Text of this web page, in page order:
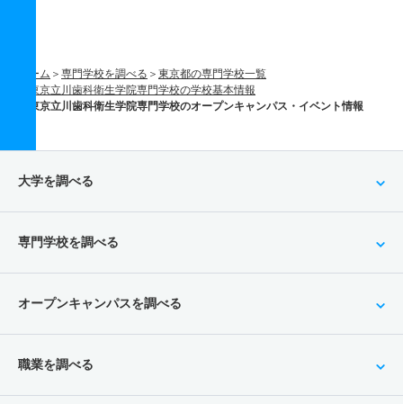
ホーム 専門学校を調べる
東京都の専門学校一覧
東京立川歯科衛生学院専門学校の学校基本情報
東京立川歯科衛生学院専門学校のオープンキャンパス・イベント情報
大学を調べる
専門学校を調べる
オープンキャンパスを調べる
職業を調べる